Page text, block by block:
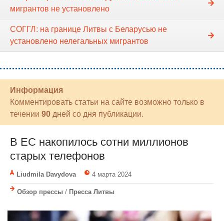
мигрантов не установлено
СОГГЛ: на границе Литвы с Беларусью не
установлено нелегальных мигрантов
Информация
Комментировать статьи на сайте возможно только в
течении 90 дней со дня публикации.
В ЕС накопилось сотни миллионов
старых телефонов
Liudmila Davydova 4 марта 2024
Обзор прессы / Пресса Литвы